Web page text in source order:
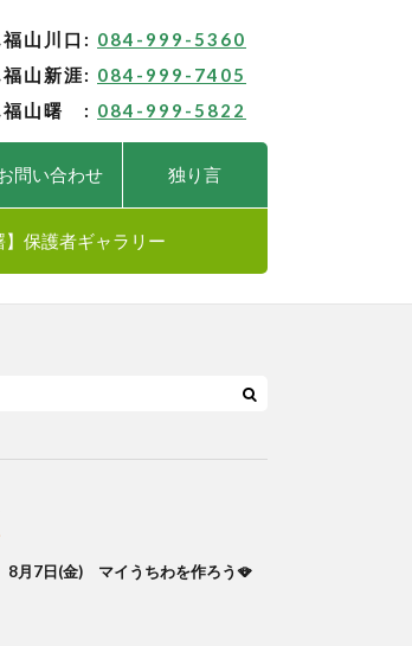
山川口: 084-999-5360
山新涯: 084-999-7405
福山曙 : 084-999-5822
問い合わせ 独り言
】保護者ギャラリー
8月7日(金) マイうちわを作ろう🪭